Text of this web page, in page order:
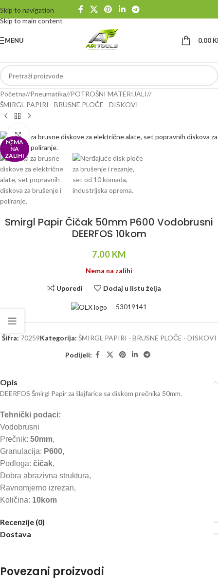
Skip to navigation
Skip to main content
MENU 0.00
Početna/ Pneumatika/ POTROŠNI MATERIJALI/
ŠMIRGL PAPIRI - BRUSNE PLOČE - DISKOVI
NEMA
NA
ZALIHI
Klikni da uvećaš
Smirgl Papir Čičak 50mm P600 Vodobrusni
DEERFOS 10kom
7.00 KM
Nema na zalihi
Uporedi Dodaj u listu želja
53019141
Šifra: 70259Kategorija: ŠMIRGL PAPIRI - BRUSNE PLOČE - DISKOVI
Podijeli:
Opis
DEERFOS Šmirgl Papir za šlajfarice sa diskom prečnika 50mm.
Tehnički podaci:
Vodobrusni
Prečnik: 50mm,
Granulacija: P600,
Podloga: čičak,
Dobra abrazivna struktura,
Ravnomjerno izrezan,
Količina: 10kom
Recenzije (0)
Dostava
Povezani proizvodi